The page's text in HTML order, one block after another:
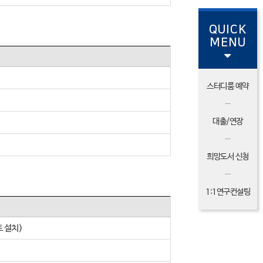
설치)
QUICK
MENU
스터디룸 예약
대출/연장
희망도서 신청
1:1연구컨설팅